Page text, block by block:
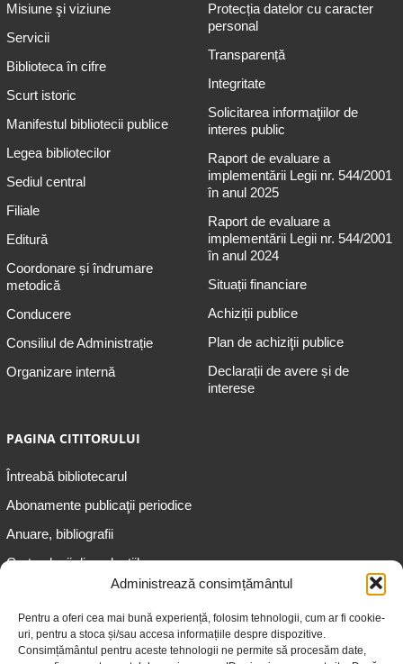
Administrează consimțământul
Pentru a oferi cea mai bună experiență, folosim tehnologii, cum ar fi cookie-
uri, pentru a stoca și/sau accesa informațiile despre dispozitive.
Consimțământul pentru aceste tehnologii ne permite să procesăm date,
Misiune şi viziune
Servicii
Biblioteca în cifre
Scurt istoric
Manifestul bibliotecii publice
Legea bibliotecilor
Sediul central
Filiale
Editură
Coordonare și îndrumare
metodică
Conducere
Consiliul de Administrație
Organizare internă
Protecția datelor cu caracter
personal
Transparență
Integritate
Solicitarea informaţiilor de
interes public
Raport de evaluare a
implementării Legii nr. 544/2001
în anul 2025
Raport de evaluare a
implementării Legii nr. 544/2001
în anul 2024
Situații financiare
Achiziții publice
Plan de achiziţii publice
Declarații de avere și de
interese
PAGINA CITITORULUI
Întreabă bibliotecarul
Abonamente publicaţii periodice
Anuare, bibliografii
Cartea lunii din colecțiile
Informații pentru adolescenți